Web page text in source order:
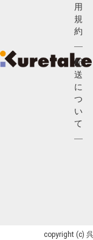
用
規
約
配
送
に
つ
い
て
copyright (c)